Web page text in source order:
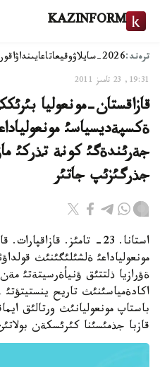
KAZINFORM
ترەند:2026-سايلاۋ وقيعاتاعايىنداۋ
19:31, 23 تامىز 2011
قازاقستان-مونعوليا
ةكسپةديسياسئ
جةرئندةگئ كونة تذركئ
جذرگئزئپ جاتئر
استانا. 23- تامئز.
مونعولياداعئ ةلشئلئگئنئث
ةؤرازيا ذلتتئق ؤنيأةرسيتةتئ
باستاپ مونعوليانئث ورتالئق
قازبا جذمئسئنا كئرئسكةن